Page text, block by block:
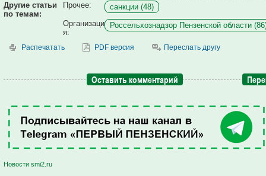
Другие статьи
по темам:
Прочее:
санкции (48)
Организаци
я:
Россельхознадзор Пензенской области
Распечатать PDF версия Переслать другу
Оставить комментарий
Новости smi2.ru